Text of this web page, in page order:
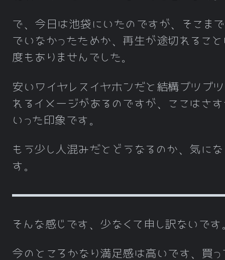
で、今日は池袋にいたのですが、そこま
でいなかったためか、再生が途切れるこ
度もありませんでした。
安いワイヤレスイヤホンだと結構ブツブ
れるイメージがあるのですが、ここはさ
いった印象です。
もう少し人混みだとどうなるのか、気にな
す。
そんな感じです、少なくて申し訳ないです
今のところかなり満足感は高いです、買っ